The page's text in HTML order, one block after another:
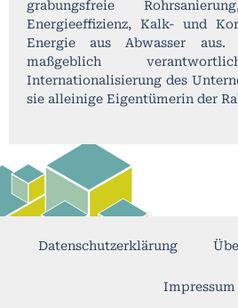
grabungsfreie
Energieeffizienz, Kalk- und
Energie aus Abwasser
maßgeblich
Internationalisierung des
sie alleinige Eigentümerin der
Datenschutzerklärung
Impressum